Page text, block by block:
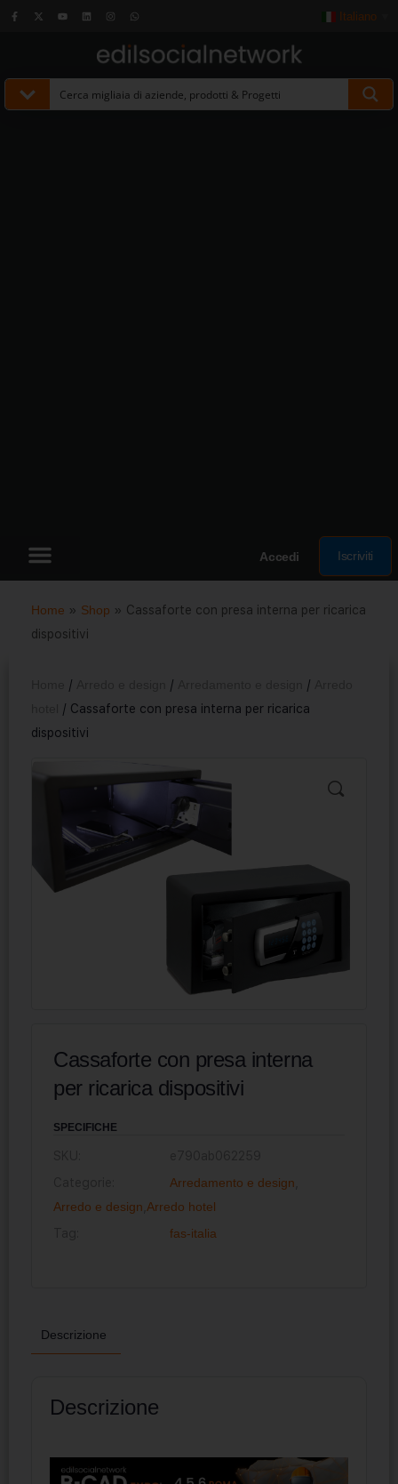
Italiano
Accedi Iscriviti
Home » Shop » Cassaforte con presa interna per ricarica
dispositivi
/ / /
/ Cassaforte con presa interna per ricarica
dispositivi
Cassaforte con presa interna
per ricarica dispositivi
SPECIFICHE
Arredamento e design
Arredo e design Arredo hotel
fas-italia
Descrizione
Descrizione